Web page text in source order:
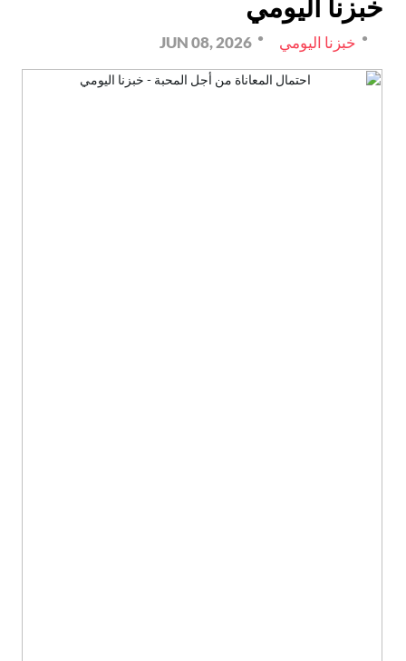
خبزنا اليومي
خبزنا اليومي JUN 08, 2026